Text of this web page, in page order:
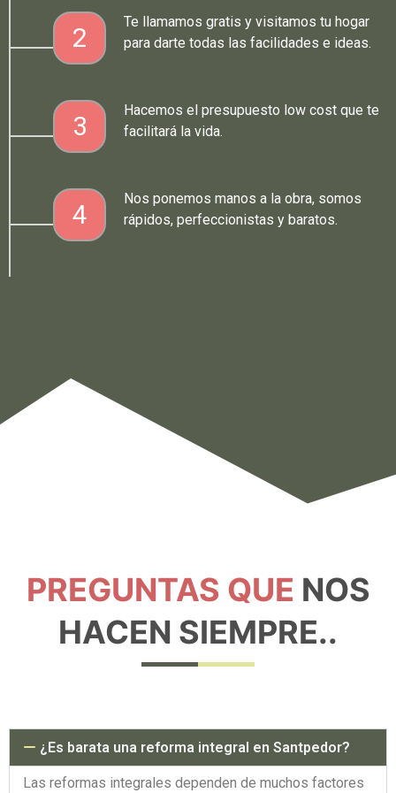
2
Te llamamos gratis y visitamos tu hogar
para darte todas las facilidades e ideas.
3
Hacemos el presupuesto low cost que te
facilitará la vida.
4
Nos ponemos manos a la obra, somos
rápidos, perfeccionistas y baratos.
PREGUNTAS QUE NOS
HACEN SIEMPRE..
¿Es barata una reforma integral en Santpedor?
Las reformas integrales dependen de muchos factores